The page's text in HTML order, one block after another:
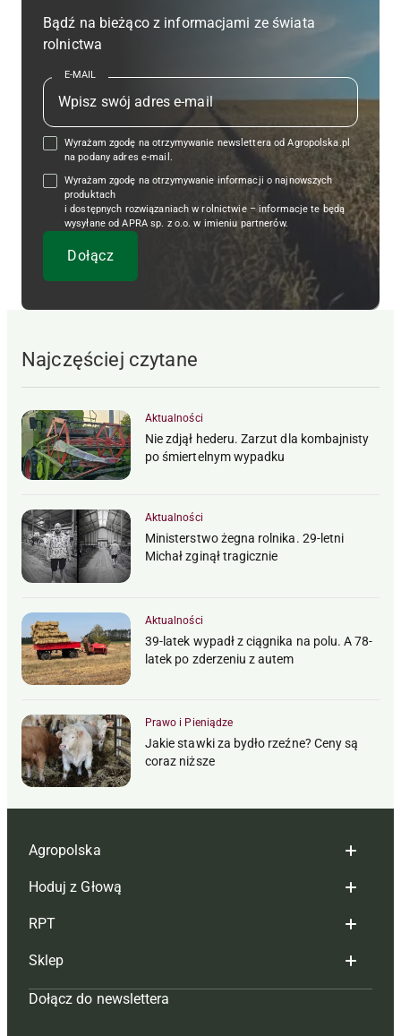
Bądź na bieżąco z informacjami ze świata
rolnictwa
E-MAIL
Wyrażam zgodę na otrzymywanie newslettera od Agropolska.pl
na podany adres e-mail.
Wyrażam zgodę na otrzymywanie informacji o najnowszych
produktach
i dostępnych rozwiązaniach w rolnictwie – informacje te będą
wysyłane od APRA sp. z o.o. w imieniu partnerów.
Najczęściej czytane
Aktualności
Nie zdjął hederu. Zarzut dla kombajnisty
po śmiertelnym wypadku
Aktualności
Ministerstwo żegna rolnika. 29-letni
Michał zginął tragicznie
Aktualności
39-latek wypadł z ciągnika na polu. A 78-
latek po zderzeniu z autem
Prawo i Pieniądze
Jakie stawki za bydło rzeźne? Ceny są
coraz niższe
Agropolska
Redakcja
Reklama
Tagi
Mapa serwisu
Hoduj z Głową
Hoduj z głową bydło
Hoduj z głową świnie
Prenumerata
RPT
Redakcja
Prenumerata
Sklep
Czasopisma i prenumerata
Dołącz do newslettera